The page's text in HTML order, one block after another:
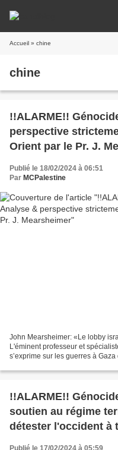
Accueil » chine
chine
!!ALARME!!
perspective
Orient par le Pr. J.
Publié le 18/02/2024 à 06:51
Par MCPalestine
John Mearsheimer: «Le lobby
L'éminent professeur et
s’exprime sur les guerres à
!!ALARME!!
soutien au régime
détester l'occident à
Publié le 17/02/2024 à 05:59